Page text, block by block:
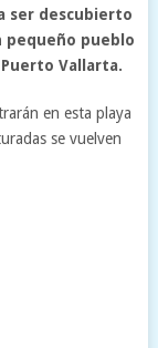
ser descubierto
pequeño pueblo
Vallarta.
en esta playa
se vuelven